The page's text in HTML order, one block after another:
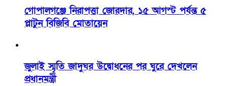
গোপালগঞ্জে নিরাপত্তা জোরদার, ১৫ আগস্ট পর্যন্ত ৫
প্লাটুন বিজিবি মোতায়েন
জুলাই স্মৃতি জাদুঘর উদ্বোধনের পর ঘুরে দেখলেন
প্রধানমন্ত্রী